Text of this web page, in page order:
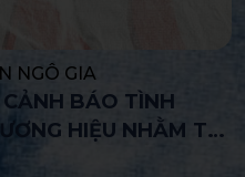
NGÔ GIA
BÁO TÌNH
HIỆU NHẰM TƯ
VÀ TUYỂN DỤNG